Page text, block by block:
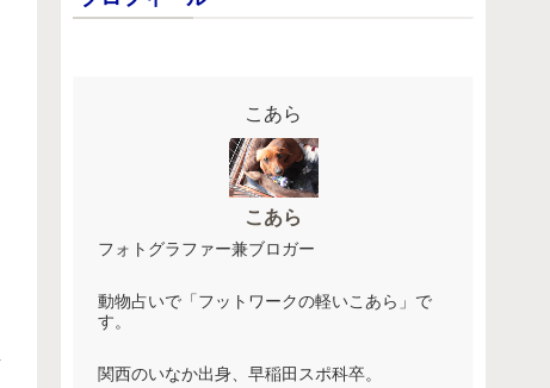
こあら
こあら
フォトグラファー兼ブロガー
動物占いで「フットワークの軽いこあら」で
す。
関西のいなか出身、早稲田スポ科卒。